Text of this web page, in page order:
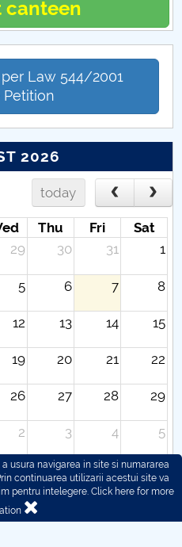
canteen
Law 544/2001
2026
today
Thu Fri
Sat
29 30 31 1
5 6 7 8
12 13 14 15
19 20 21 22
26 27 28 29
2 3 4 5
usura navigarea in site si numararea
continuarea utilizarii acestui site va
pentru intelegere. Click here for more